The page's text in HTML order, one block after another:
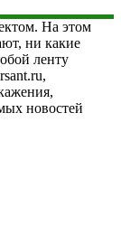
На этом
ни какие
ленту
новостей